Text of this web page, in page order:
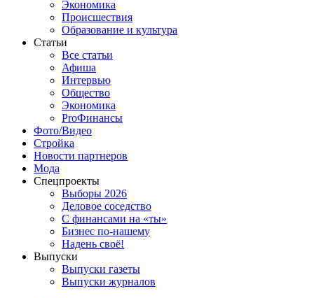
Экономика
Происшествия
Образование и культура
Статьи
Все статьи
Афиша
Интервью
Общество
Экономика
ProФинансы
Фото/Видео
Стройка
Новости партнеров
Мода
Спецпроекты
Выборы 2026
Деловое соседство
С финансами на «ты»
Бизнес по-нашему
Надень своё!
Выпуски
Выпуски газеты
Выпуски журналов